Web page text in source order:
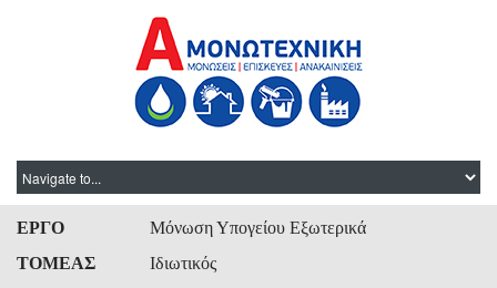
ΕΡΓΟ
Μόνωση Υπογείου Εξωτερικά
ΤΟΜΕΑΣ
Ιδιωτικός